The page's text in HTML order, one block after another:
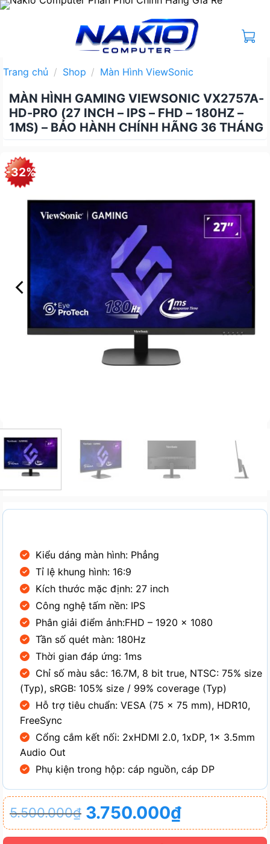
Bỏ
Trang chủ / Shop / Màn Hình ViewSonic
MÀN HÌNH GAMING VIEWSONIC VX2757A-
HD-PRO (27 INCH – IPS – FHD – 180HZ –
1MS) – BẢO HÀNH CHÍNH HÃNG 36 THÁNG
-32%
Kiểu dáng màn hình: Phẳng
Tỉ lệ khung hình: 16:9
Kích thước mặc định: 27 inch
Công nghệ tấm nền: IPS
Phân giải điểm ảnh:FHD – 1920 x 1080
Tần số quét màn: 180Hz
Thời gian đáp ứng: 1ms
Chỉ số màu sắc: 16.7M, 8 bit true, NTSC: 75% size
(Typ), sRGB: 105% size / 99% coverage (Typ)
Hỗ trợ tiêu chuẩn: VESA (75 x 75 mm), HDR10,
FreeSync
Cổng cắm kết nối: 2xHDMI 2.0, 1xDP, 1x 3.5mm
Audio Out
Phụ kiện trong hộp: cáp nguồn, cáp DP
5.500.000₫
Giá
gốc
3.750.000₫
Giá
hiện